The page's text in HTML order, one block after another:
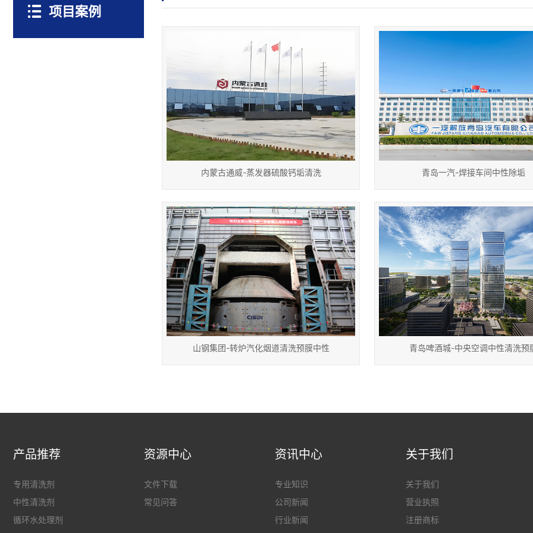
项目案例
内蒙古通威-蒸发器硫酸钙垢清洗 青岛一汽-焊接车间中性除垢
山钢集团-转炉汽化烟道清洗预膜中性 青岛啤酒城-中央空调中性清洗预
产品推荐
专用清洗剂
中性清洗剂
循环水处理剂
资源中心
文件下载
常见问答
资讯中心
专业知识
公司新闻
行业新闻
关于我们
关于我们
营业执照
注册商标